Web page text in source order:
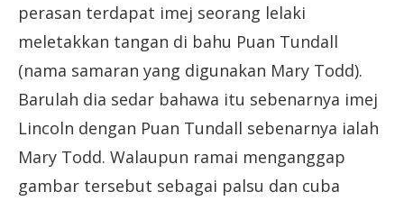
perasan terdapat imej seorang lelaki
meletakkan tangan di bahu Puan Tundall
(nama samaran yang digunakan Mary Todd).
Barulah dia sedar bahawa itu sebenarnya imej
Lincoln dengan Puan Tundall sebenarnya ialah
Mary Todd. Walaupun ramai menganggap
gambar tersebut sebagai palsu dan cuba